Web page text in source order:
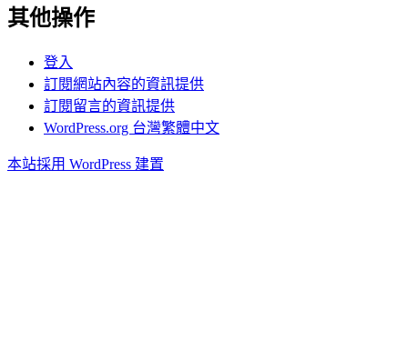
其他操作
登入
訂閱網站內容的資訊提供
訂閱留言的資訊提供
WordPress.org 台灣繁體中文
本站採用 WordPress 建置